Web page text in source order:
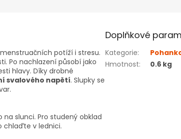
potíží i stresu.
Po nachlazení působí jako
hlavy. Díky drobné
svalového napětí. Slupky se
slunci. Pro studený obklad
chlaďte v lednici.
Doplňkové
Kategorie:
Hmotnost: 0.6 kg